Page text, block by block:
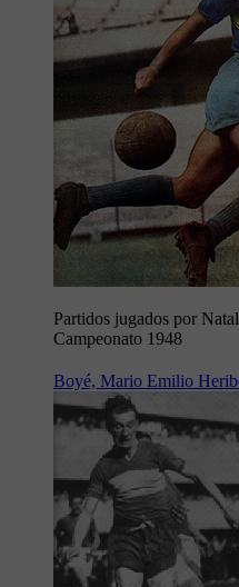
Partidos jugados por
Campeonato 1948
Boyé, Mario Emilio